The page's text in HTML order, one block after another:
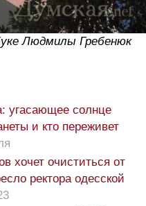
Людмилы Гребенюк
угасающее солнце
и кто переживет
хочет очиститься от
ректора одесской